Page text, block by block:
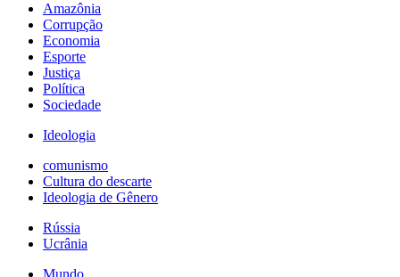
Amazônia
Corrupção
Economia
Esporte
Justiça
Política
Sociedade
Ideologia
comunismo
Cultura do descarte
Ideologia de Gênero
Rússia
Ucrânia
Mundo